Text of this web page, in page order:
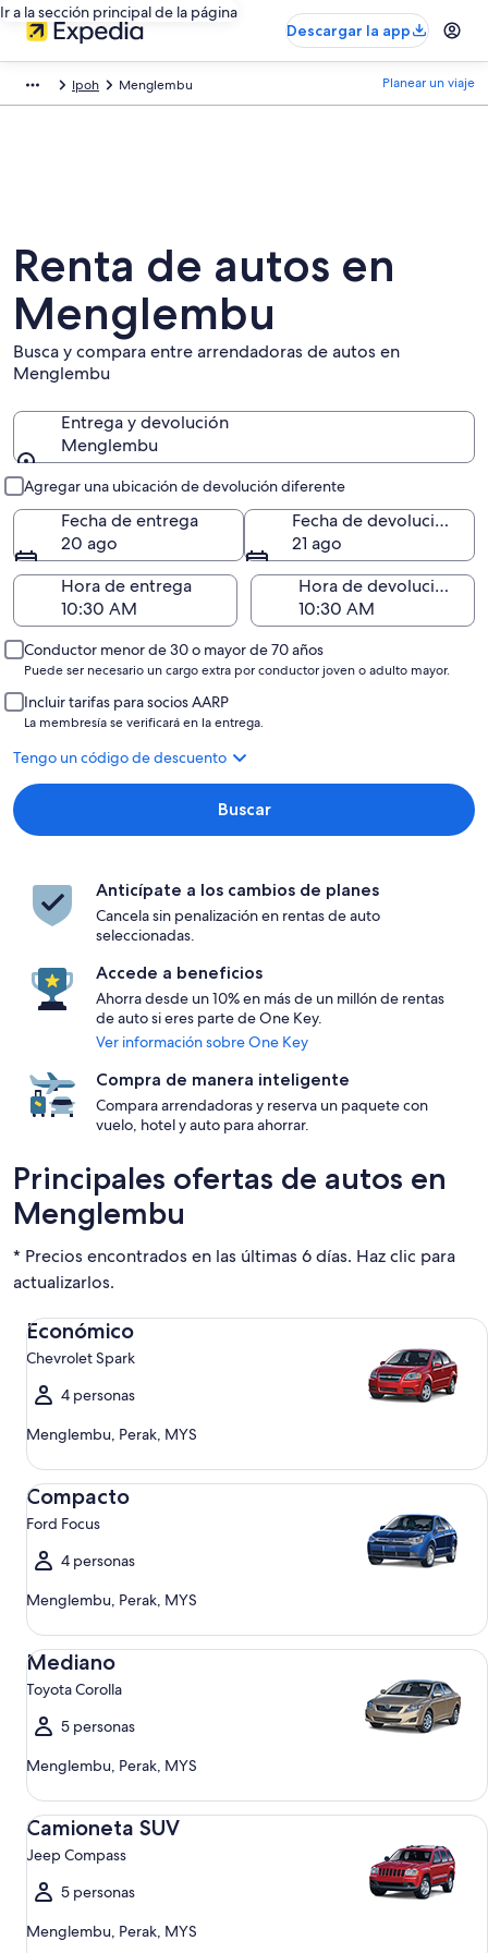
Ir a la sección principal de la página
Descargar la app
Ipoh Menglembu Planear un viaje
Renta de autos en
Menglembu
Busca y compara entre arrendadoras de autos en
Menglembu
Entrega y devolución
Menglembu
Agregar una ubicación de devolución diferente
Fecha de entrega
20 ago
Fecha de devolución
21 ago
Hora de entrega
Hora de devolución
Conductor menor de 30 o mayor de 70 años
Puede ser necesario un cargo extra por conductor joven o adulto mayor.
Incluir tarifas para socios AARP
La membresía se verificará en la entrega.
Tengo un código de descuento
Buscar
Anticípate a los cambios de planes
Cancela sin penalización en rentas de auto
seleccionadas.
Accede a beneficios
Ahorra desde un 10% en más de un millón de rentas
de auto si eres parte de One Key.
Ver información sobre One Key
Compra de manera inteligente
Compara arrendadoras y reserva un paquete con
vuelo, hotel y auto para ahorrar.
Principales ofertas de autos en
Menglembu
* Precios encontrados en las últimas 6 días. Haz clic para
actualizarlos.
Económico
Chevrolet Spark
4 personas
Menglembu, Perak, MYS
Económico Chevrolet Spark
Compacto
Ford Focus
4 personas
Menglembu, Perak, MYS
Compacto Ford Focus
Mediano
Toyota Corolla
5 personas
Menglembu, Perak, MYS
Mediano Toyota Corolla
Camioneta SUV
Jeep Compass
5 personas
Menglembu, Perak, MYS
Camioneta SUV Jeep Compass